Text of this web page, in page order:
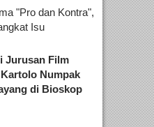
"Pro dan Kontra",
Isu
Jurusan Film
Numpak
di Bioskop